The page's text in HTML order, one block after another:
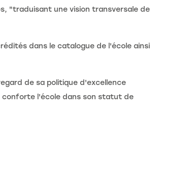
"traduisant une vision transversale de
dans le catalogue de l'école ainsi
de sa politique d'excellence
conforte l'école dans son statut de